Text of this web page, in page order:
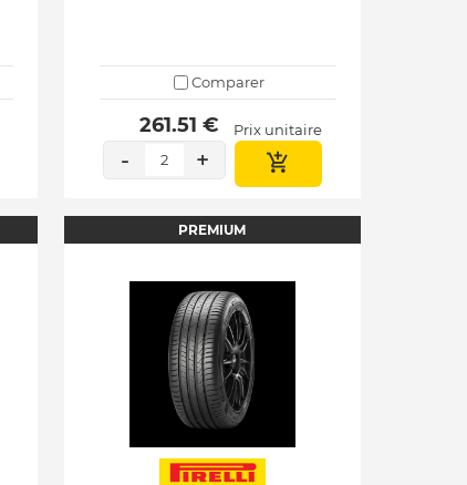
Comparer
261.51 € Prix unitaire
- 2 +
PREMIUM